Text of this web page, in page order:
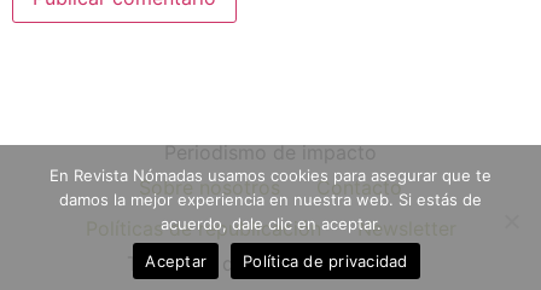
Periodismo de impacto
Sobre nosotros
Contacto
Políticas de republicación
Newsletter
Todos los derechos reservados
En Revista Nómadas usamos cookies para asegurar que te
damos la mejor experiencia en nuestra web. Si estás de
acuerdo, dale clic en aceptar.
Aceptar
Política de privacidad